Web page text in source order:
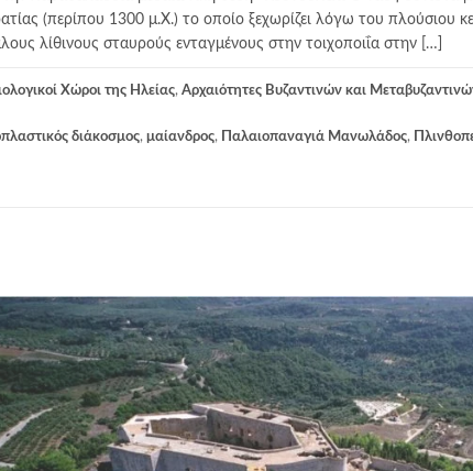
(περίπου 1300 μ.Χ.) το οποίο ξεχωρίζει λόγω του πλούσιου
λίθινους σταυρούς ενταγμένους στην τοιχοποιΐα στην […]
Χώροι της Ηλείας, Αρχαιότητες Βυζαντινών και
διάκοσμος, μαίανδρος, Παλαιοπαναγιά Μανωλάδος,